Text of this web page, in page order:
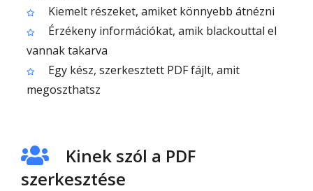
Kiemelt részeket, amiket könnyebb átnézni
Érzékeny információkat, amik blackouttal el
vannak takarva
Egy kész, szerkesztett PDF fájlt, amit
megoszthatsz
Kinek szól a PDF
szerkesztése